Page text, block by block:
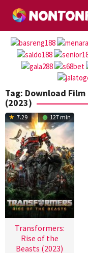
Tag: Download
(2023)
7.29 127 min
Transformers:
Rise of the
Beasts (2023)